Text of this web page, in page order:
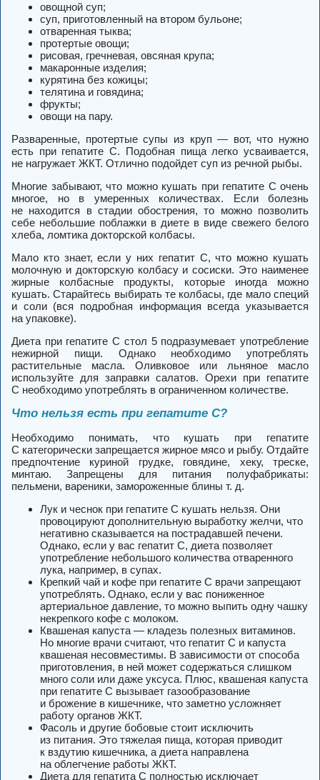
овощной суп;
суп, приготовленный на втором бульоне;
отваренная тыква;
протертые овощи;
рисовая, гречневая, овсяная крупа;
макаронные изделия;
курятина без кожицы;
телятина и говядина;
фрукты;
овощи на пару.
Разваренные, протертые супы из круп — вот, что нужно
есть при гепатите С. Подобная пища легко усваивается,
не нагружает ЖКТ. Отлично подойдет суп из речной рыбы.
Многие забывают, что можно кушать при гепатите С очень
многое, но в умеренных количествах. Если болезнь
не находится в стадии обострения, то можно позволить
себе небольшие поблажки в диете в виде свежего белого
хлеба, ломтика докторской колбасы.
Мало кто знает, если у них гепатит С, что можно кушать
молочную и докторскую колбасу и сосиски. Это наименее
жирные колбасные продукты, которые иногда можно
кушать. Старайтесь выбирать те колбасы, где мало специй
и соли (вся подробная информация всегда указывается
на упаковке).
Диета при гепатите С стол 5 подразумевает употребление
нежирной пищи. Однако необходимо употреблять
растительные масла. Оливковое или льняное масло
используйте для заправки салатов. Орехи при гепатите
С необходимо употреблять в ограниченном количестве.
Что нельзя есть при гепатите С?
Необходимо понимать, что кушать при гепатите
С категорически запрещается жирное мясо и рыбу. Отдайте
предпочтение куриной грудке, говядине, хеку, треске,
минтаю. Запрещены для питания полуфабрикаты:
пельмени, вареники, замороженные блины т. д.
Лук и чеснок при гепатите С кушать нельзя. Они
провоцируют дополнительную выработку желчи, что
негативно сказывается на пострадавшей печени.
Однако, если у вас гепатит С, диета позволяет
употребление небольшого количества отваренного
лука, например, в супах.
Крепкий чай и кофе при гепатите С врачи запрещают
употреблять. Однако, если у вас пониженное
артериальное давление, то можно выпить одну чашку
некрепкого кофе с молоком.
Квашеная капуста — кладезь полезных витаминов.
Но многие врачи считают, что гепатит С и капуста
квашеная несовместимы. В зависимости от способа
приготовления, в ней может содержаться слишком
много соли или даже уксуса. Плюс, квашеная капуста
при гепатите С вызывает газообразование
и брожение в кишечнике, что заметно усложняет
работу органов ЖКТ.
Фасоль и другие бобовые стоит исключить
из питания. Это тяжелая пища, которая приводит
к вздутию кишечника, а диета направлена
на облегчение работы ЖКТ.
Диета для гепатита С полностью исключает